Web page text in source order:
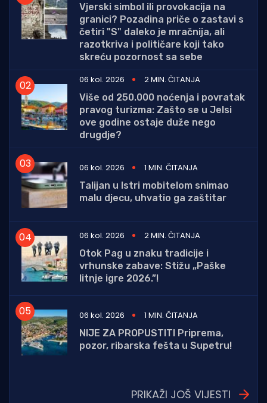
Vjerski simbol ili provokacija na
granici? Pozadina priče o zastavi s
četiri "S" daleko je mračnija, ali
razotkriva i političare koji tako
skreću pozornost sa sebe
06 kol. 2026
2 MIN. ČITANJA
Više od 250.000 noćenja i povratak
pravog turizma: Zašto se u Jelsi
ove godine ostaje duže nego
drugdje?
06 kol. 2026
1 MIN. ČITANJA
Talijan u Istri mobitelom snimao
malu djecu, uhvatio ga zaštitar
06 kol. 2026
2 MIN. ČITANJA
Otok Pag u znaku tradicije i
vrhunske zabave: Stižu „Paške
litnje igre 2026.”!
06 kol. 2026
1 MIN. ČITANJA
NIJE ZA PROPUSTITI Priprema,
pozor, ribarska fešta u Supetru!
PRIKAŽI JOŠ VIJESTI